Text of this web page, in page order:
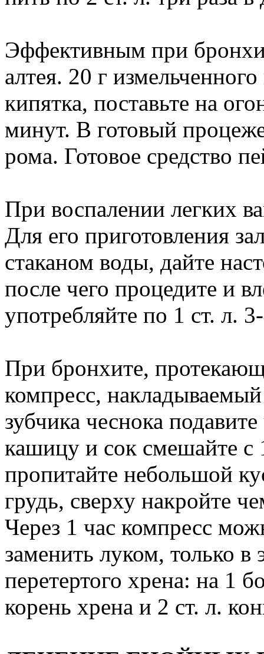
Эффективным при
алтея. 20 г
кипятка, поставьте на
минут. В готовый
рома. Готовое средство
При воспалении легких
Для его приготовления
стаканом воды, дайте
после чего процедите и
употребляйте по 1 ст. л.
При бронхите,
компресс,
зубчика чеснока
кашицу и сок смешайте с
пропитайте небольшой
грудь, сверху накройте
Через 1 час компресс
заменить луком, только в
перетертого хрена: на 1
корень хрена и 2 ст. л.